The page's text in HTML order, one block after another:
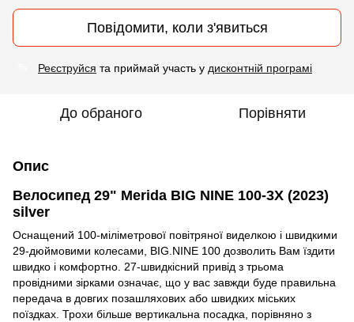
Повідомити, коли з'явиться
Реєструйся та приймай участь у дисконтній програмі
До обраного Порівняти
Опис
Велосипед 29" Merida BIG NINE 100-3X (2023)
silver
Оснащений 100-міліметрової повітряної виделкою і швидкими
29-дюймовими колесами, BIG.NINE 100 дозволить Вам їздити
швидко і комфортно. 27-швидкісний привід з трьома
провідними зірками означає, що у вас завжди буде правильна
передача в довгих позашляхових або швидких міських
поїздках. Трохи більше вертикальна посадка, порівняно з